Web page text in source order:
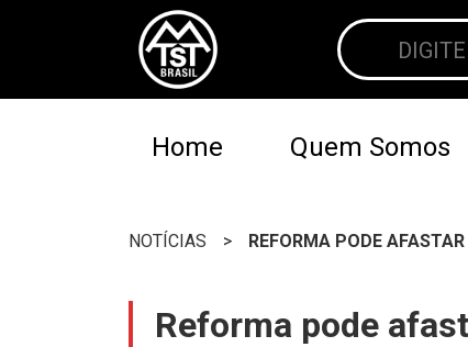
Home Quem Somos
NOTÍCIAS > REFORMA PODE
Reforma pode